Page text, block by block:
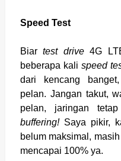
Speed Test
Biartest drive4G
beberapa kalispeed
dari kencang
pelan. Jangan takut,
pelan, jaringan
buffering!Saya pikir,
belum maksimal,
mencapai 100% ya.